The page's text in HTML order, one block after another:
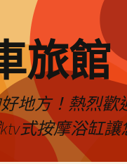
旅館
地方！熱烈
式按摩浴缸